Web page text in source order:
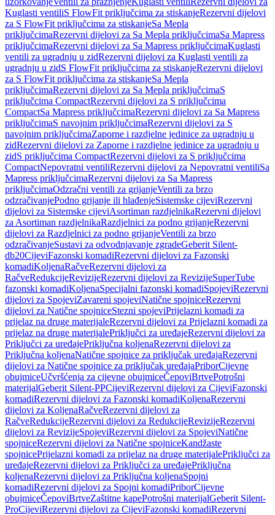
Kuglasti ventiliS FlowFit priključcima za stiskanjeRezervni dijelovi
za S FlowFit priključcima za stiskanjeSa Mepla
priključcimaRezervni dijelovi za Sa Mepla priključcimaSa Mapress
priključcimaRezervni dijelovi za Sa Mapress priključcimaKuglasti
ventili za ugradnju u zidRezervni dijelovi za Kuglasti ventili za
ugradnju u zidS FlowFit priključcima za stiskanjeRezervni dijelovi
za S FlowFit priključcima za stiskanjeSa Mepla
priključcimaRezervni dijelovi za Sa Mepla priključcimaS
priključcima CompactRezervni dijelovi za S priključcima
CompactSa Mapress priključcimaRezervni dijelovi za Sa Mapress
priključcimaS navojnim priključcimaRezervni dijelovi za S
navojnim priključcimaZaporne i razdjelne jedinice za ugradnju u
zidRezervni dijelovi za Zaporne i razdjelne jedinice za ugradnju u
zidS priključcima CompactRezervni dijelovi za S priključcima
CompactNepovratni ventiliRezervni dijelovi za Nepovratni ventiliSa
Mapress priključcimaRezervni dijelovi za Sa Mapress
priključcimaOdzračni ventili za grijanjeVentili za brzo
odzračivanjePodno grijanje ili hlađenjeSistemske cijeviRezervni
dijelovi za Sistemske cijeviAsortiman razdjelnikaRezervni dijelovi
za Asortiman razdjelnikaRazdjelnici za podno grijanjeRezervni
dijelovi za Razdjelnici za podno grijanjeVentili za brzo
odzračivanjeSustavi za odvodnjavanje zgradeGeberit Silent-
db20CijeviFazonski komadiRezervni dijelovi za Fazonski
komadiKoljenaRačveRezervni dijelovi za
RačveRedukcijeRevizijeRezervni dijelovi za RevizijeSuperTube
fazonski komadiKoljenaSpecijalni fazonski komadiSpojeviRezervni
dijelovi za SpojeviZavareni spojeviNatične spojniceRezervni
dijelovi za Natične spojniceStezni spojeviPrijelazni komadi za
prijelaz na druge materijaleRezervni dijelovi za Prijelazni komadi za
prijelaz na druge materijalePriključci za uređajeRezervni dijelovi za
Priključci za uređajePriključna koljenaRezervni dijelovi za
Priključna koljenaNatične spojnice za priključak uređajaRezervni
dijelovi za Natične spojnice za priključak uređajaPriborCijevne
obujmiceUčvršćenja za cijevne obujmiceČepoviBrtvePotrošni
materijalGeberit Silent-PPCijeviRezervni dijelovi za CijeviFazonski
komadiRezervni dijelovi za Fazonski komadiKoljenaRezervni
dijelovi za KoljenaRačveRezervni dijelovi za
RačveRedukcijeRezervni dijelovi za RedukcijeRevizijeRezervni
dijelovi za RevizijeSpojeviRezervni dijelovi za SpojeviNatične
spojniceRezervni dijelovi za Natične spojniceKandžaste
spojnicePrijelazni komadi za prijelaz na druge materijalePriključci za
uređajeRezervni dijelovi za Priključci za uređajePriključna
koljenaRezervni dijelovi za Priključna koljenaSpojni
komadiRezervni dijelovi za Spojni komadiPriborCijevne
obujmiceČepoviBrtveZaštitne kapePotrošni materijalGeberit Silent-
ProCijeviRezervni dijelovi za CijeviFazonski komadiRezervni